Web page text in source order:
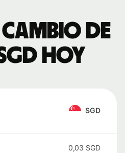
de
hoy
SGD
0,03 SGD